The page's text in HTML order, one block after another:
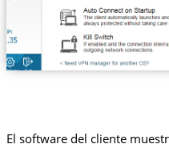
El software del cliente